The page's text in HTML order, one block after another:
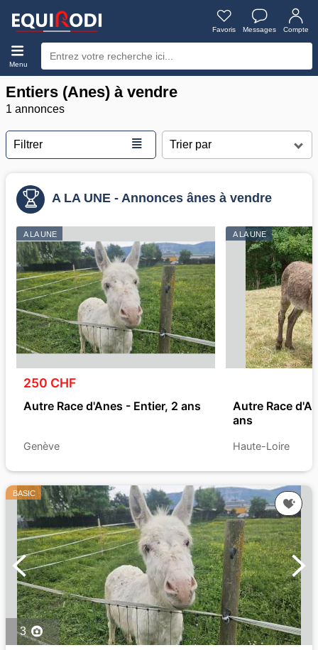
Favoris Messages Compte
Menu
Entiers (Anes) à vendre
1 annonces
Filtrer ≣
A LA UNE - Annonces ânes à vendre
A LA UNE
250 CHF
Autre Race d'Anes - Entier, 2 ans
Genève
A LA UNE
Autre Race
ans
Haute-Loire
BASIC
3